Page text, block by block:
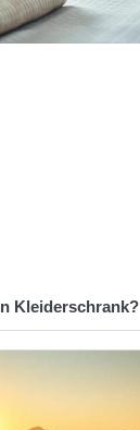
Kleiderschrank?